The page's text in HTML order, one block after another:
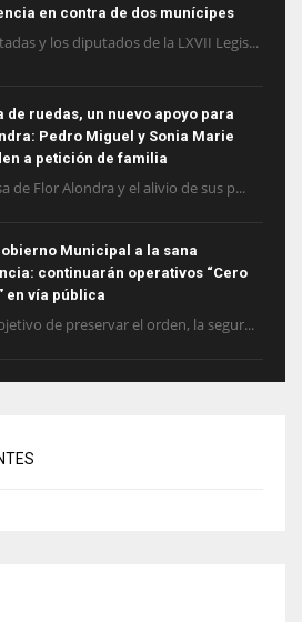
en contra de dos munícipes
y los diputados de la LXVII Legis...
de ruedas, un nuevo apoyo para
Pedro Miguel y Sonia Marie
a petición de familia
de Flor Alondra y el alivio de sus p...
Municipal a la sana
continuarán operativos “Cero
en vía pública
de preservar el orden, la segur...